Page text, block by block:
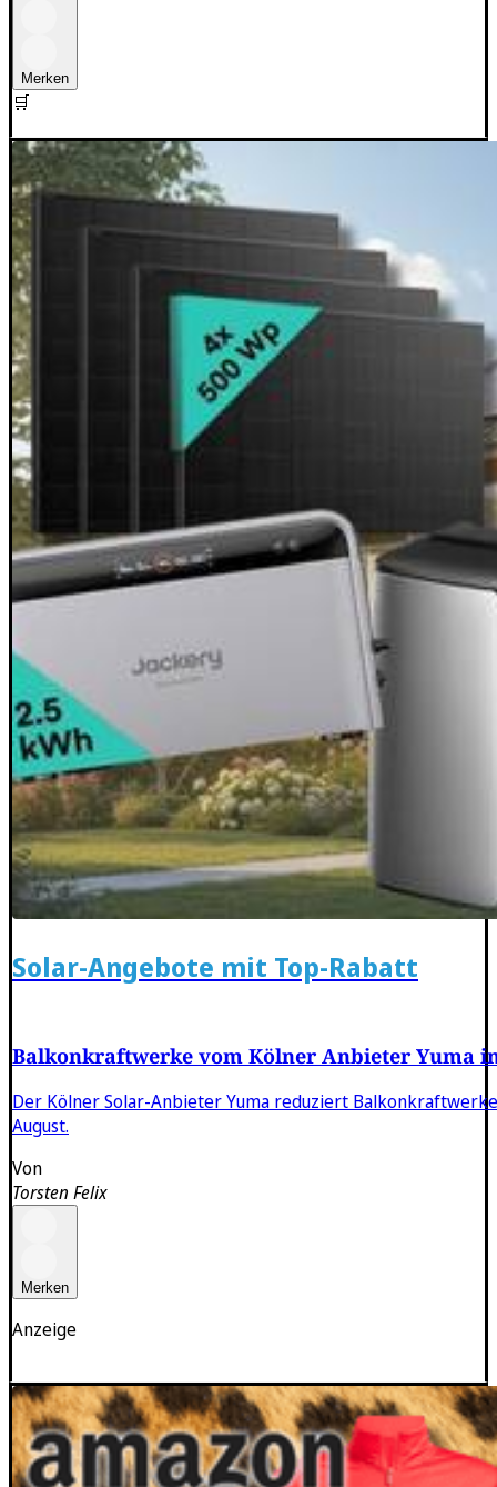
🛒
Merken
Anzeige
Solar-Angebote mit Top-Rabatt
Balkonkraftwerke vom Kölner Anbieter Yuma
Der Kölner Solar-Anbieter Yuma reduziert
August.
Von
Torsten Felix
Merken